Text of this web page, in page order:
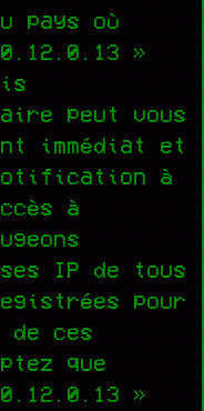
pays où
»
peut vous
immédiat et
à
à
IP de tous
pour
de ces
que
»